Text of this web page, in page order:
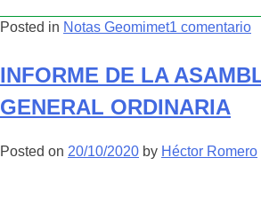
Posted in Notas Geomimet1 comentarioen
INFORME DE LA
GENERAL ORDINARIA
Posted on 20/10/2020 by Héctor Romero